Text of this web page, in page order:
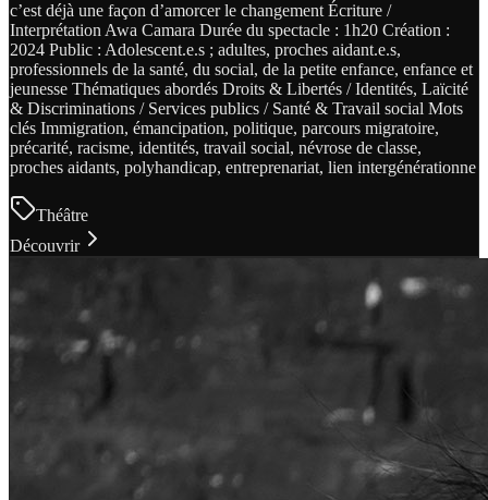
c’est déjà une façon d’amorcer le changement Écriture /
Interprétation Awa Camara Durée du spectacle : 1h20 Création :
2024 Public : Adolescent.e.s ; adultes, proches aidant.e.s,
professionnels de la santé, du social, de la petite enfance, enfance et
jeunesse Thématiques abordés Droits & Libertés / Identités, Laïcité
& Discriminations / Services publics / Santé & Travail social Mots
clés Immigration, émancipation, politique, parcours migratoire,
précarité, racisme, identités, travail social, névrose de classe,
proches aidants, polyhandicap, entreprenariat, lien intergénérationne
Théâtre
Découvrir